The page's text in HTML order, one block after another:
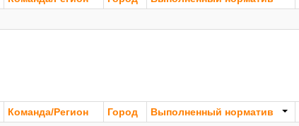
Команда/Регион Город Выполненный норматив